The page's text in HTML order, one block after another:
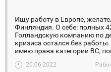
Ищу работу в Европе,
Финляндия. О себе: полных
Голландскую компанию по
кризиса остался без
имею права категории ВС,
20.06.2022